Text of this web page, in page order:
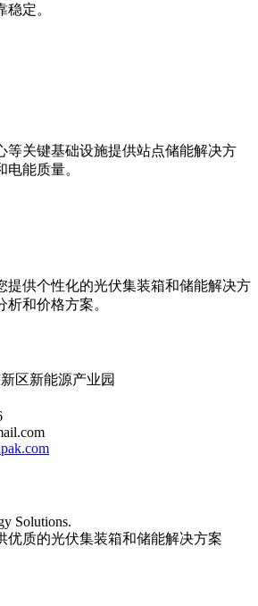
定。
等关键基础设施提供站点储能解决方
能质量。
提供个性化的光伏集装箱和储能解决方
和价格方案。
区新能源产业园
Solutions.
优质的光伏集装箱和储能解决方案